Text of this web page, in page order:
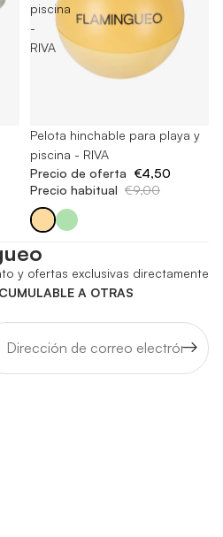
piscina
-
RIVA
Agotado
Pelota hinchable para playa y
piscina - RIVA
Precio de oferta €4,50
Precio habitual €9,00
y ofertas exclusivas directamente
A OTRAS